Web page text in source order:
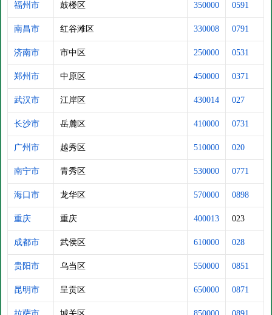
福州市 鼓楼区 350000 0591
南昌市 红谷滩区 330008 0791
济南市 市中区 250000 0531
郑州市 中原区 450000 0371
武汉市 江岸区 430014 027
长沙市 岳麓区 410000 0731
广州市 越秀区 510000 020
南宁市 青秀区 530000 0771
海口市 龙华区 570000 0898
重庆 重庆 400013 023
成都市 武侯区 610000 028
贵阳市 乌当区 550000 0851
昆明市 呈贡区 650000 0871